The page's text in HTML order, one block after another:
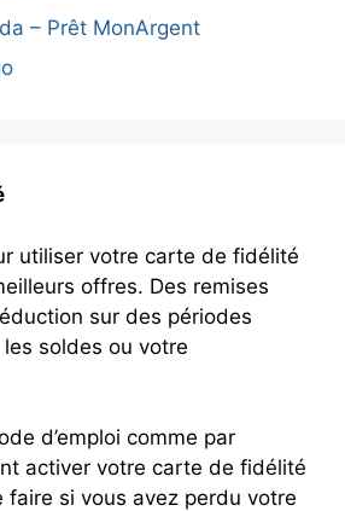
– Prêt MonArgent
utiliser votre carte de fidélité
offres. Des remises
sur des périodes
soldes ou votre
d’emploi comme par
activer votre carte de fidélité
faire si vous avez perdu votre